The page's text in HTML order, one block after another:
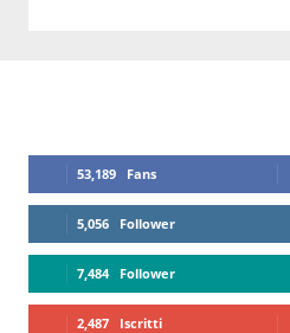
53,189 Fans
5,056 Follower
7,484 Follower
2,487 Iscritti